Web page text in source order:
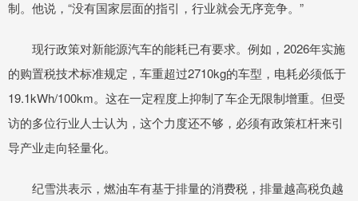
制。他说，“没有国家层面的指引，行业就会无序竞争。”
现行政策对新能源汽车的能耗已有要求。例如，2026年实施
的购置税技术标准规定，车重超过2710kg的车型，电耗必须低于
19.1kWh/100km。这在一定程度上抑制了车企无限制增重。但受
访的多位行业人士认为，这个力度还不够，必须有政策杠杆来引
导产业走向轻量化。
纪雪洪表示，燃油车有基于排量的消费税，排量越高税负越